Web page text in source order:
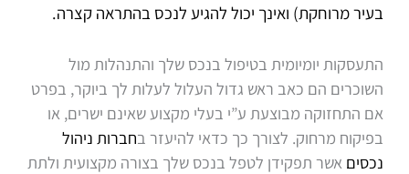
בעיר מרוחקת) ואינך יכול להגיע לנכס בהתראה קצרה.
התעסקות יומיומית בטיפול בנכס שלך והתנהלות מול
השוכרים הם כאב ראש גדול העלול לעלות לך ביוקר, בפרט
אם התחזוקה מבוצעת ע”י בעלי מקצוע שאינם ישרים, או
בפיקוח מרחוק. לצורך כך כדאי להיעזר בחברות ניהול
נכסים אשר תפקידן לטפל בנכס שלך בצורה מקצועית ולתת